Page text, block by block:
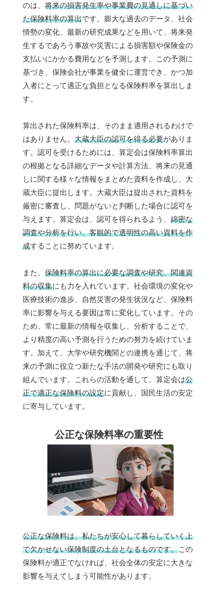
のは、 将来の損害発生率や事業費の見通しに基づい
た保険料率の算出です。膨大な過去のデータ、社会
情勢の変化、最新の研究成果などを用いて、将来発
生するであろう事故や災害による損害額や保険金の
支払いにかかる費用などを予測します。この予測に
基づき、保険会社が事業を健全に運営でき、かつ加
入者にとって適正な負担となる保険料率を算出しま
す。
算出された保険料率は、そのまま適用されるわけで
はありません。 大蔵大臣の認可を得る必要がありま
す。認可を受けるためには、算定会は保険料率算出
の根拠となる詳細なデータや計算方法、将来の見通
しに関する様々な情報をまとめた資料を作成し、大
蔵大臣に提出します。大蔵大臣は提出された資料を
厳密に審査し、問題がないと判断した場合に認可を
与えます。算定会は、認可を得られるよう、 綿密な
調査や分析を行い、客観的で透明性の高い資料を作
成することに努めています。
また、 保険料率の算出に必要な調査や研究、関連資
料の収集にも力を入れています。社会環境の変化や
医療技術の進歩、自然災害の発生状況など、保険料
率に影響を与える要因は常に変化しています。その
ため、常に最新の情報を収集し、分析することで、
より精度の高い予測を行うための努力を続けていま
す。加えて、大学や研究機関との連携を通じて、将
来の予測に役立つ新たな手法の開発や研究にも取り
組んでいます。これらの活動を通して、算定会は公
正で適正な保険料の設定に貢献し、国民生活の安定
に寄与しています。
公正な保険料率の重要性
公正な保険料は、私たちが安心して暮らしていく上
で欠かせない保険制度の土台となるものです。この
保険料が適正でなければ、社会全体の安定に大きな
影響を与えてしまう可能性があります。